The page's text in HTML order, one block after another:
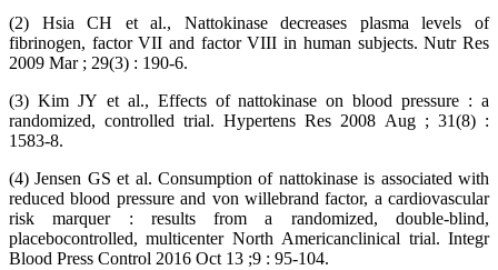
(2) Hsia CH et al., Nattokinase decreases plasma levels of
fibrinogen, factor VII and factor VIII in human subjects. Nutr Res
2009 Mar ; 29(3) : 190-6.
(3) Kim JY et al., Effects of nattokinase on blood pressure : a
randomized, controlled trial. Hypertens Res 2008 Aug ; 31(8) :
1583-8.
(4) Jensen GS et al. Consumption of nattokinase is associated with
reduced blood pressure and von willebrand factor, a cardiovascular
risk marquer : results from a randomized, double-blind,
placebocontrolled, multicenter North Americanclinical trial. Integr
Blood Press Control 2016 Oct 13 ;9 : 95-104.